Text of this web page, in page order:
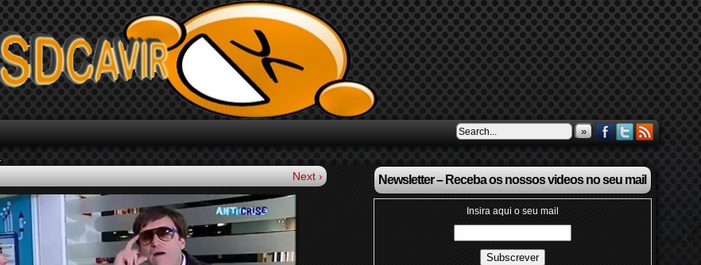
»
Next › Newsletter – Receba os nossos videos no seu mail
Insira aqui o seu mail